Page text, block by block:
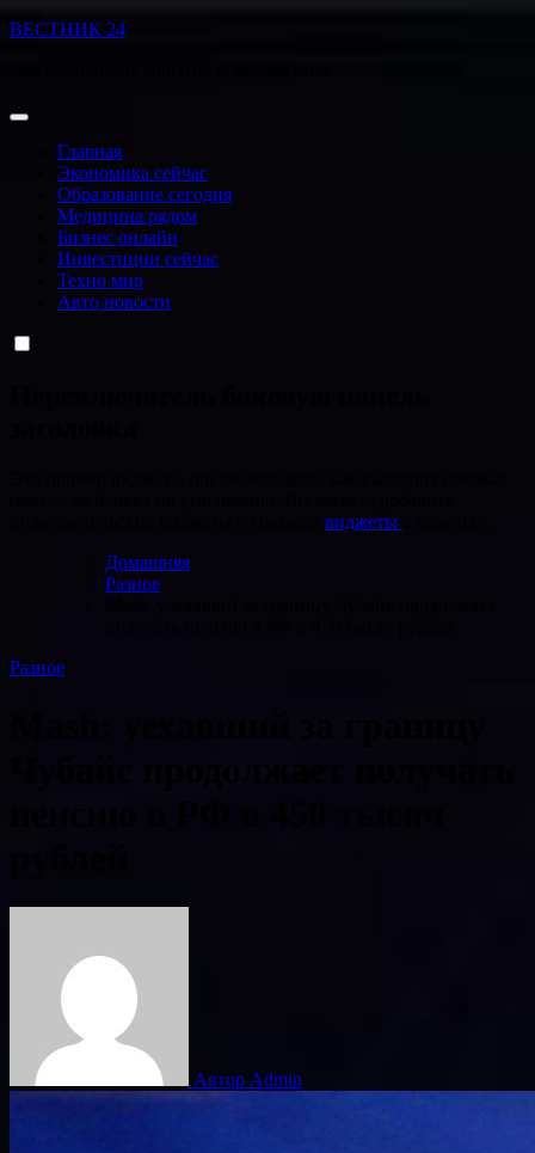
Перейти
ВЕСТНИК 24
Главная
Экономика сейчас
Образование сегодня
Медицина рядом
Бизнес онлайн
Инвестиции сейчас
Техно мир
Авто новости
виджеты
Домашняя
Разное
Разное
Автор Admin